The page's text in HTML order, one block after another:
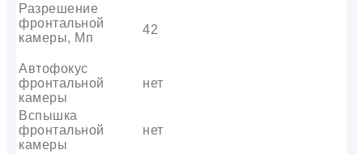
Разрешение
фронтальной
камеры, Мп
42
Автофокус
фронтальной
камеры
нет
Вспышка
фронтальной
камеры
нет